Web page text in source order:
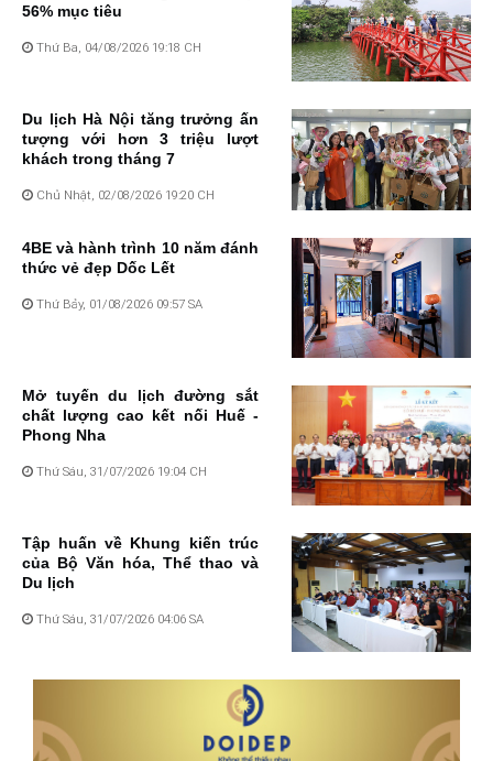
56% mục tiêu
Thứ Ba, 04/08/2026 19:18 CH
Du lịch Hà Nội tăng trưởng ấn
tượng với hơn 3 triệu lượt
khách trong tháng 7
Chủ Nhật, 02/08/2026 19:20 CH
4BE và hành trình 10 năm đánh
thức vẻ đẹp Dốc Lết
Thứ Bảy, 01/08/2026 09:57 SA
Mở tuyến du lịch đường sắt
chất lượng cao kết nối Huế -
Phong Nha
Thứ Sáu, 31/07/2026 19:04 CH
Tập huấn về Khung kiến trúc
của Bộ Văn hóa, Thể thao và
Du lịch
Thứ Sáu, 31/07/2026 04:06 SA